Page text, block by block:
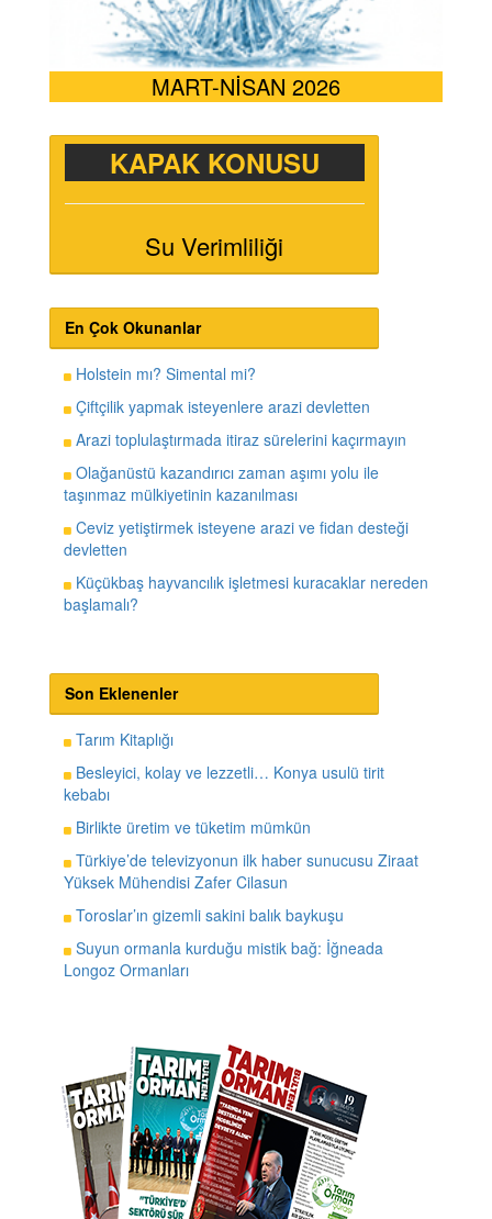
MART-NİSAN 2026
KAPAK KONUSU
Su Verimliliği
En Çok Okunanlar
Holstein mı? Simental mi?
Çiftçilik yapmak isteyenlere arazi devletten
Arazi toplulaştırmada itiraz sürelerini kaçırmayın
Olağanüstü kazandırıcı zaman aşımı yolu ile
taşınmaz mülkiyetinin kazanılması
Ceviz yetiştirmek isteyene arazi ve fidan desteği
devletten
Küçükbaş hayvancılık işletmesi kuracaklar nereden
başlamalı?
Son Eklenenler
Tarım Kitaplığı
Besleyici, kolay ve lezzetli… Konya usulü tirit
kebabı
Birlikte üretim ve tüketim mümkün
Türkiye’de televizyonun ilk haber sunucusu Ziraat
Yüksek Mühendisi Zafer Cilasun
Toroslar’ın gizemli sakini balık baykuşu
Suyun ormanla kurduğu mistik bağ: İğneada
Longoz Ormanları